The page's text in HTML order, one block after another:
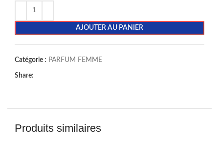
AJOUTER AU PANIER
Catégorie : PARFUM FEMME
Share:
Produits similaires